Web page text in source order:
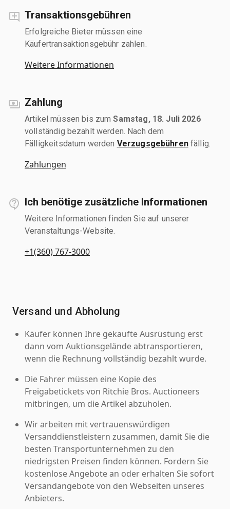
Transaktionsgebühren
Erfolgreiche Bieter müssen eine
Käufertransaktionsgebühr zahlen.
Weitere Informationen
Zahlung
Artikel müssen bis zumSamstag, 18. Juli 2026
vollständig bezahlt werden. Nach dem
Fälligkeitsdatum werden Verzugsgebührenfällig.
Zahlungen
Ich benötige zusätzliche Informationen
Weitere Informationen finden Sie auf unserer
Veranstaltungs-Website.
+1(360) 767-3000
Versand und Abholung
Käufer können Ihre gekaufte Ausrüstung erst
dann vom Auktionsgelände abtransportieren,
wenn die Rechnung vollständig bezahlt wurde.
Die Fahrer müssen eine Kopie des
Freigabetickets von Ritchie Bros. Auctioneers
mitbringen, um die Artikel abzuholen.
Wir arbeiten mit vertrauenswürdigen
Versanddienstleistern zusammen, damit Sie die
besten Transportunternehmen zu den
niedrigsten Preisen finden können. Fordern Sie
kostenlose Angebote an oder erhalten Sie sofort
Versandangebote von den Webseiten unseres
Anbieters.